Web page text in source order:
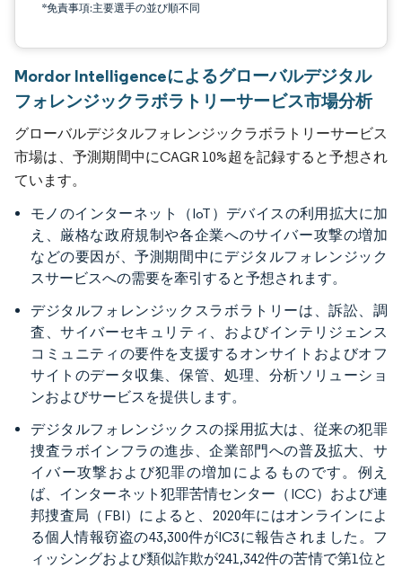
*免責事項:主要選手の並び順不同
Mordor Intelligenceによるグローバルデジタル
フォレンジックラボラトリーサービス市場分析
グローバルデジタルフォレンジックラボラトリーサービス
市場は、予測期間中にCAGR 10%超を記録すると予想され
ています。
モノのインターネット（IoT）デバイスの利用拡大に加
え、厳格な政府規制や各企業へのサイバー攻撃の増加
などの要因が、予測期間中にデジタルフォレンジック
スサービスへの需要を牽引すると予想されます。
デジタルフォレンジックスラボラトリーは、訴訟、調
査、サイバーセキュリティ、およびインテリジェンス
コミュニティの要件を支援するオンサイトおよびオフ
サイトのデータ収集、保管、処理、分析ソリューショ
ンおよびサービスを提供します。
デジタルフォレンジックスの採用拡大は、従来の犯罪
捜査ラボインフラの進歩、企業部門への普及拡大、サ
イバー攻撃および犯罪の増加によるものです。例え
ば、インターネット犯罪苦情センター（ICC）および連
邦捜査局（FBI）によると、2020年にはオンラインによ
る個人情報窃盗の43,300件がIC3に報告されました。フ
ィッシングおよび類似詐欺が241,342件の苦情で第1位と